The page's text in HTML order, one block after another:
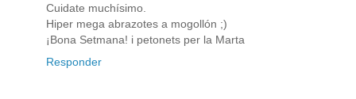
Cuidate muchísimo.
Hiper mega abrazotes a mogollón ;)
¡Bona Setmana! i petonets per la Marta
Responder